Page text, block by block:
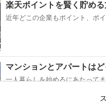
楽天ポイントを賢く貯める
近年どこの企業もポイント、ポ
マンションとアパートは
一人暮らしを始めるにあたって